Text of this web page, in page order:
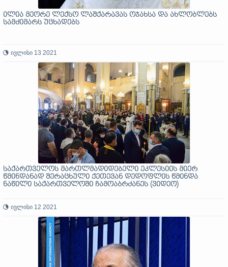
ილია მეორე ლექსო ლაშქარავას ოჯახსა და ახლობლებს
სამძიმარს უცხადებს
ივლისი 13 2021
საქართველოს მართლმადიდებელი ეკლესიის მიერ
წმინდანად შერაცხული ქეთევან დედოფლის წმინდა
ნაწილი საქართველოში ჩამოაბრძანეს (ვიდეო)
ივლისი 12 2021